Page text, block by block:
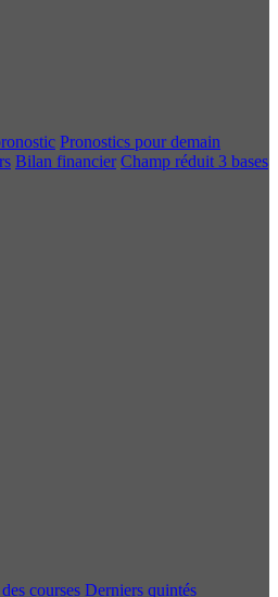
Pronostics pour demain
Bilan financier Champ réduit 3 bases
courses Derniers quintés